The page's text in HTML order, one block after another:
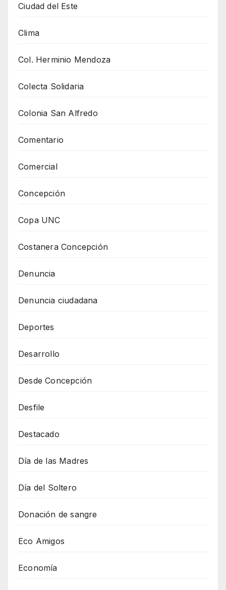
Ciudad del Este
Clima
Col. Herminio Mendoza
Colecta Solidaria
Colonia San Alfredo
Comentario
Comercial
Concepción
Copa UNC
Costanera Concepción
Denuncia
Denuncia ciudadana
Deportes
Desarrollo
Desde Concepción
Desfile
Destacado
Día de las Madres
Día del Soltero
Donación de sangre
Eco Amigos
Economía